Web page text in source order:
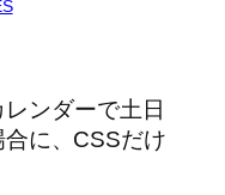
ンダーで土日
に、CSSだけ